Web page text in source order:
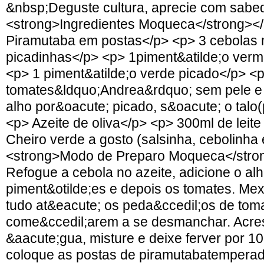
&nbsp;Deguste cultura, aprecie com
<strong>Ingredientes Moqueca</
Piramutaba em postas</p> <p> 3 cebolas
picadinhas</p> <p> 1piment&atilde;o
<p> 1 piment&atilde;o verde picado</p>
tomates&ldquo;Andrea&rdquo; sem pele
alho por&oacute; picado, s&oacute; o
<p> Azeite de oliva</p> <p> 300ml de
Cheiro verde a gosto (salsinha, cebolinha
<strong>Modo de Preparo Moqueca</
Refogue a cebola no azeite, adicione o
piment&otilde;es e depois os tomates.
tudo at&eacute; os peda&ccedil;os de
come&ccedil;arem a se desmanchar.
&aacute;gua, misture e deixe ferver por
coloque as postas de